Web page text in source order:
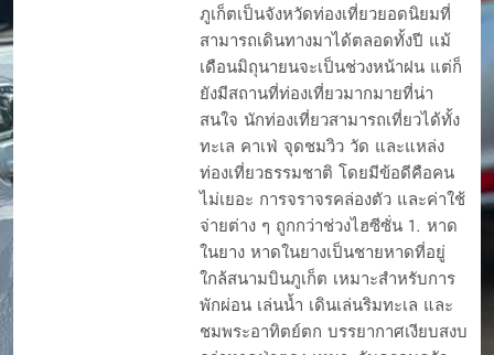
ภูเก็ตเป็นจังหวัดท่องเที่ยวยอดนิยมที่
สามารถเดินทางมาได้ตลอดทั้งปี แม้
เดือนมิถุนายนจะเป็นช่วงหน้าฝน แต่ก็
ยังมีสถานที่ท่องเที่ยวมากมายที่น่า
สนใจ นักท่องเที่ยวสามารถเที่ยวได้ทั้ง
ทะเล คาเฟ่ จุดชมวิว วัด และแหล่ง
ท่องเที่ยวธรรมชาติ โดยมีข้อดีคือคน
ไม่เยอะ การจราจรคล่องตัว และค่าใช้
จ่ายต่าง ๆ ถูกกว่าช่วงไฮซีซั่น 1. หาด
ในยาง หาดในยางเป็นชายหาดที่อยู่
ใกล้สนามบินภูเก็ต เหมาะสำหรับการ
พักผ่อน เล่นน้ำ เดินเล่นริมทะเล และ
ชมพระอาทิตย์ตก บรรยากาศเงียบสงบ